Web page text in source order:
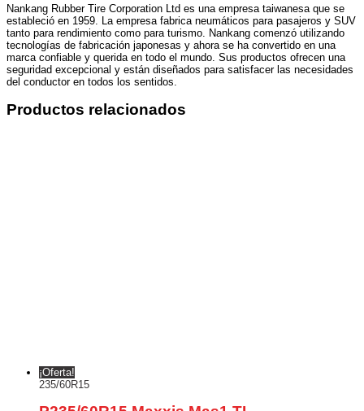
Nankang Rubber Tire Corporation Ltd es una empresa taiwanesa que se
estableció en 1959. La empresa fabrica neumáticos para pasajeros y SUV
tanto para rendimiento como para turismo. Nankang comenzó utilizando
tecnologías de fabricación japonesas y ahora se ha convertido en una
marca confiable y querida en todo el mundo. Sus productos ofrecen una
seguridad excepcional y están diseñados para satisfacer las necesidades
del conductor en todos los sentidos.
Productos relacionados
¡Oferta!
235/60R15